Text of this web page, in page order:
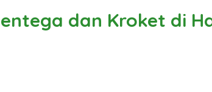
dan Kroket di